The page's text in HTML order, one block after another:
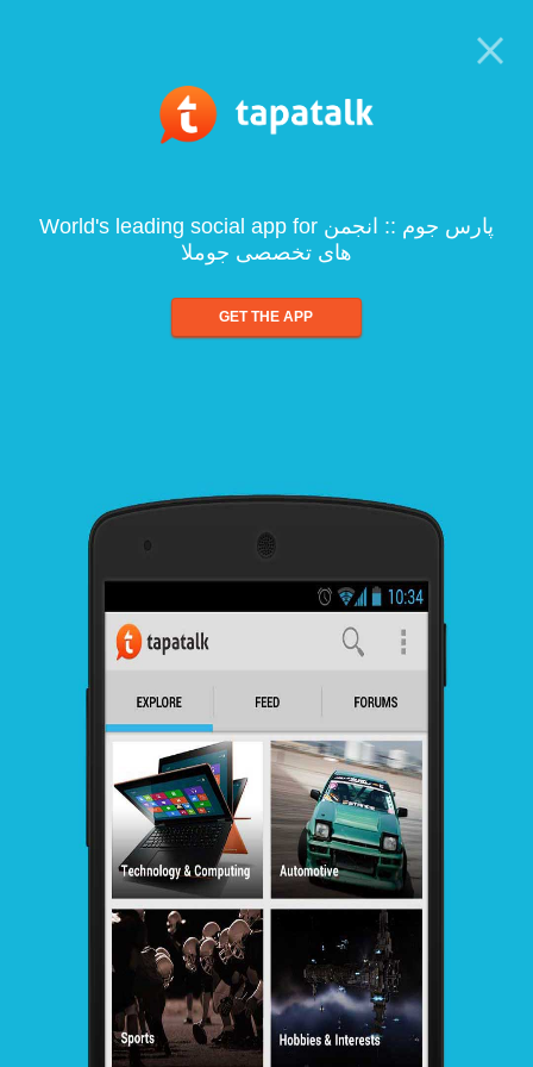
World's leading social app for پارس جوم :: انجمن
های تخصصی جوملا
GET THE APP